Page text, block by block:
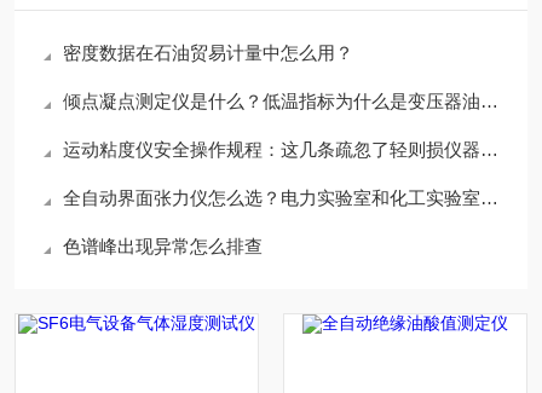
密度数据在石油贸易计量中怎么用？
倾点凝点测定仪是什么？低温指标为什么是变压器油必测项？
运动粘度仪安全操作规程：这几条疏忽了轻则损仪器重则出事故
全自动界面张力仪怎么选？电力实验室和化工实验室的需求有什么不同？
色谱峰出现异常怎么排查